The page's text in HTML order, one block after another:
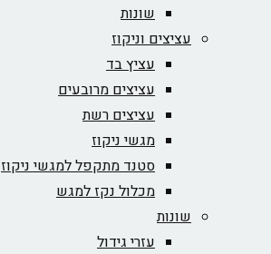
שונות
עציצים וניקוז
עציץ בד
עציצים מרובעים
עציצים רשת
מגשי ניקוז
סטנד מתקפל למגשי ניקוז
מכלול נקז למגש
שונות
עזרי גידול